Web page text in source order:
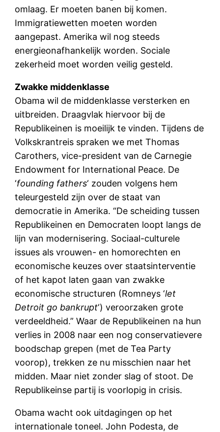
omlaag. Er moeten banen bij komen.
Immigratiewetten moeten worden
aangepast. Amerika wil nog steeds
energieonafhankelijk worden. Sociale
zekerheid moet worden veilig gesteld.
Zwakke middenklasse
Obama wil de middenklasse versterken en
uitbreiden. Draagvlak hiervoor bij de
Republikeinen is moeilijk te vinden. Tijdens de
Volkskrantreis spraken we met Thomas
Carothers, vice-president van de Carnegie
Endowment for International Peace. De
‘founding fathers‘ zouden volgens hem
teleurgesteld zijn over de staat van
democratie in Amerika. “De scheiding tussen
Republikeinen en Democraten loopt langs de
lijn van modernisering. Sociaal-culturele
issues als vrouwen- en homorechten en
economische keuzes over staatsinterventie
of het kapot laten gaan van zwakke
economische structuren (Romneys ‘let
Detroit go bankrupt‘) veroorzaken grote
verdeeldheid.” Waar de Republikeinen na hun
verlies in 2008 naar een nog conservatievere
boodschap grepen (met de Tea Party
voorop), trekken ze nu misschien naar het
midden. Maar niet zonder slag of stoot. De
Republikeinse partij is voorlopig in crisis.
Obama wacht ook uitdagingen op het
internationale toneel. John Podesta, de